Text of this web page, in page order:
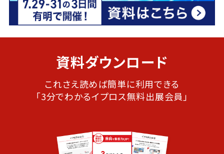
資料ダウンロード
これさえ読めば簡単に利用できる
「3分でわかるイプロス無料出展会員」